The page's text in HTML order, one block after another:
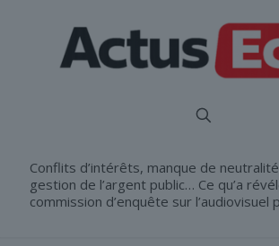
Conflits d’intérêts, manque de
gestion de l’argent public… Ce qu’a
commission d’enquête sur l’audiovisuel